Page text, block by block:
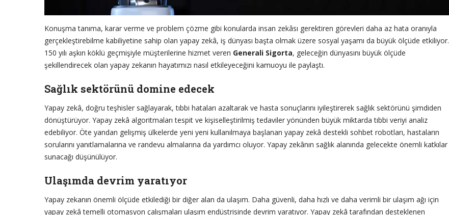
Konuşma tanıma, karar verme ve problem çözme gibi konularda insan zekâsı gerektiren görevleri daha az hata oranıyla
gerçekleştirebilme kabiliyetine sahip olan yapay zekâ, iş dünyası başta olmak üzere sosyal yaşamı da büyük ölçüde etkiliyor.
150 yılı aşkın köklü geçmişiyle müşterilerine hizmet veren Generali Sigorta, geleceğin dünyasını büyük ölçüde
şekillendirecek olan yapay zekanın hayatımızı nasıl etkileyeceğini kamuoyu ile paylaştı.
Sağlık sektörünü domine edecek
Yapay zekâ, doğru teşhisler sağlayarak, tıbbi hataları azaltarak ve hasta sonuçlarını iyileştirerek sağlık sektörünü şimdiden
dönüştürüyor. Yapay zekâ algoritmaları tespit ve kişiselleştirilmiş tedaviler yönünden büyük miktarda tıbbi veriyi analiz
edebiliyor. Öte yandan gelişmiş ülkelerde yeni yeni kullanılmaya başlanan yapay zekâ destekli sohbet robotları, hastaların
sorularını yanıtlamalarına ve randevu almalarına da yardımcı oluyor. Yapay zekânın sağlık alanında gelecekte önemli katkılar
sunacağı düşünülüyor.
Ulaşımda devrim yaratıyor
Yapay zekanın önemli ölçüde etkilediği bir diğer alan da ulaşım. Daha güvenli, daha hızlı ve daha verimli bir ulaşım ağı için
yapay zekâ temelli otomasyon çalışmaları ulaşım endüstrisinde devrim yaratıyor. Yapay zekâ tarafından desteklenen